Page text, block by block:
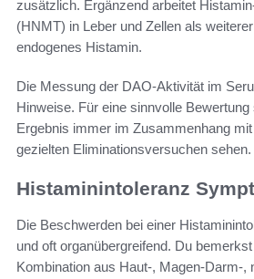
zusätzlich. Ergänzend arbeitet
(HNMT) in Leber und Zellen als
endogenes Histamin.
Die Messung der DAO-Aktivität im
Hinweise. Für eine sinnvolle Bewertung
Ergebnis immer im Zusammenhang
gezielten Eliminationsversuchen sehen.
Histaminintoleranz
Die Beschwerden bei einer
und oft organübergreifend. Du
Kombination aus Haut-, Magen-Darm-,